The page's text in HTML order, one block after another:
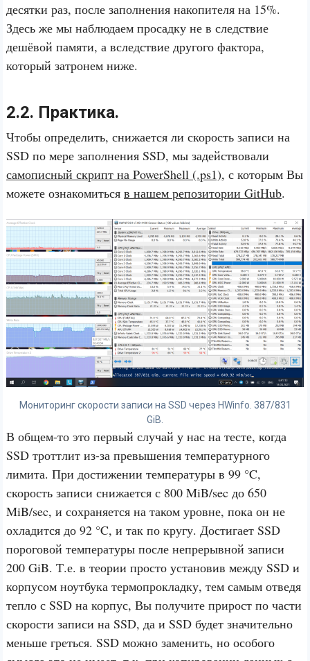
десятки раз, после заполнения накопителя на 15%.
Здесь же мы наблюдаем просадку не в следствие
дешёвой памяти, а вследствие другого фактора,
который затронем ниже.
2.2. Практика.
Чтобы определить, снижается ли скорость записи на
SSD по мере заполнения SSD, мы задействовали
самописный скрипт на PowerShell (.ps1), с которым Вы
можете ознакомиться в нашем репозитории GitHub.
Мониторинг скорости записи на SSD через HWinfo. 387/831
GiB.
В общем-то это первый случай у нас на тесте, когда
SSD троттлит из-за превышения температурного
лимита. При достижении температуры в 99 °C,
скорость записи снижается с 800 MiB/sec до 650
MiB/sec, и сохраняется на таком уровне, пока он не
охладится до 92 °C, и так по кругу. Достигает SSD
пороговой температуры после непрерывной записи
200 GiB. Т.е. в теории просто установив между SSD и
корпусом ноутбука термопрокладку, тем самым отведя
тепло с SSD на корпус, Вы получите прирост по части
скорости записи на SSD, да и SSD будет значительно
меньше греться. SSD можно заменить, но особого